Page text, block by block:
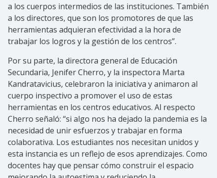
a los cuerpos intermedios de las instituciones. También
a los directores, que son los promotores de que las
herramientas adquieran efectividad a la hora de
trabajar los logros y la gestión de los centros”.
Por su parte, la directora general de Educación
Secundaria, Jenifer Cherro, y la inspectora Marta
Kandratavicius, celebraron la iniciativa y animaron al
cuerpo inspectivo a promover el uso de estas
herramientas en los centros educativos. Al respecto
Cherro señaló: “si algo nos ha dejado la pandemia es la
necesidad de unir esfuerzos y trabajar en forma
colaborativa. Los estudiantes nos necesitan unidos y
esta instancia es un reflejo de esos aprendizajes. Como
docentes hay que pensar cómo construir el espacio